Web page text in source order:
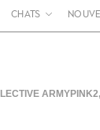
CHATS